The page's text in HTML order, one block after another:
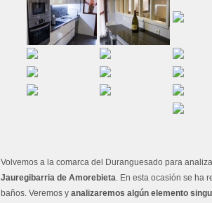
Volvemos a la comarca del Duranguesado para
Jauregibarria de Amorebieta. En esta ocasión se ha
baños. Veremos y analizaremos algún elemento